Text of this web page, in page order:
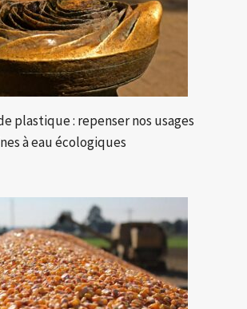
plastique : repenser nos usages
à eau écologiques